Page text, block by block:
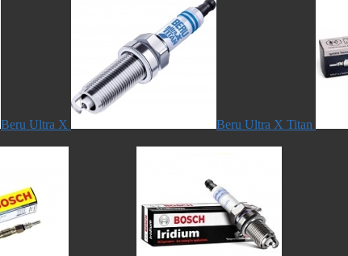
Beru Ultra X Beru Ultra X Titan